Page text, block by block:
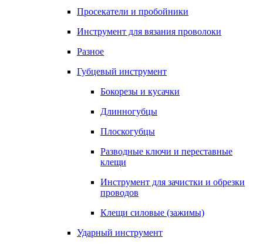
Просекатели и пробойники
Инструмент для вязания проволоки
Разное
Губцевый инструмент
Бокорезы и кусачки
Длинногубцы
Плоскогубцы
Разводные ключи и переставные
клещи
Инструмент для зачистки и обрезки
проводов
Клещи силовые (зажимы)
Ударный инструмент